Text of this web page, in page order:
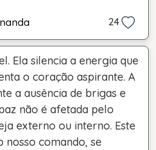
24
Ela silencia a energia que
o coração aspirante. A
a ausência de brigas e
não é afetada pelo
externo ou interno. Este
nosso comando, se